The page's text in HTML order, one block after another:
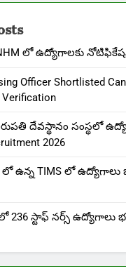
లో ఉద్యోగాలకు
Officer Shortlisted
దేవస్థానం సంస్థలో
2026
TIMS లో ఉద్యోగాలు
లో 236 స్టాఫ్ నర్స్ ఉద్యోగాలు